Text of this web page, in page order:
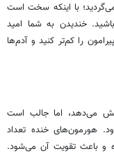
می‌گردید؛ با اینکه سخت است
خندیدن به شما امید
را کم‌تر کنید و آدم‌ها
می‌دهد، اما جالب است
هورمون‌های خنده تعداد
و باعث تقویت آن می‌شود.